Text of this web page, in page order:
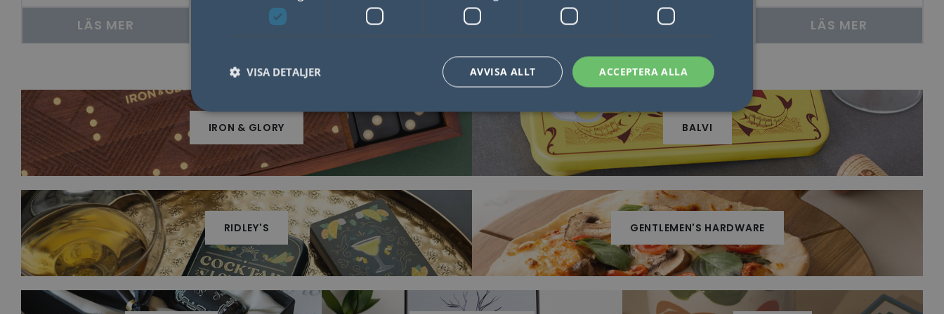
LÄS MER LÄS MER LÄS MER LÄS MER LÄS MER
IRON & GLORY BALVI
RIDLEY'S GENTLEMEN'S HARDWARE
ACCEPTERA ALLA
AVVISA ALLT
VISA DETALJER
Nödvändigt Statistik Marketing Funktioner Oklassificerade
Nödvändiga kakor tillåter kärnwebbplatsfunktioner som användarinloggning och kontohantering. Webbplatsen kan inte
användas ordentligt utan strikt nödvändiga cookies.
Namn
Leverantör / Domän
Microsoft
Corporation
.linkedin.com
1 dag
Detta är en Microsoft MSN 1: a parts cookie som säkerställer att
webbplatsen fungerar korrekt.
YSC
Google LLC
.youtube.com
Session
Denna cookie ställs in av YouTube för att spåra visningar av
inbäddade videor.
__cf_bm
Cloudflare Inc.
.linkedin.com
29
minuter
57
Denna cookie används för att skilja mellan människor och bots.
Detta är fördelaktigt för webbplatsen för att göra giltiga
rapporter om användningen av deras webbplats.